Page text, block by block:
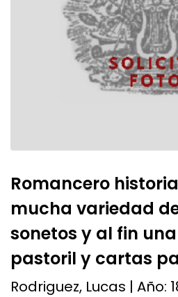
Romancero
mucha variedad
sonetos y al fin
pastoril y cartas
Rodriguez, Lucas | Año: